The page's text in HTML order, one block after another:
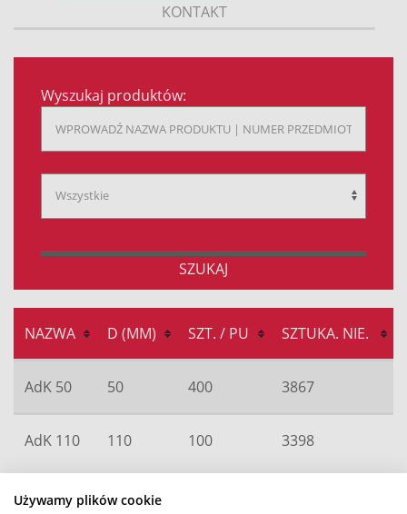
Używamy plików cookie
KONTAKT
Wyszukaj produktów:
SZUKAJ
NAZWA D (MM) SZT. / PU SZTUKA. NIE.
AdK 50 50 400 3867
AdK 110 110 100 3398